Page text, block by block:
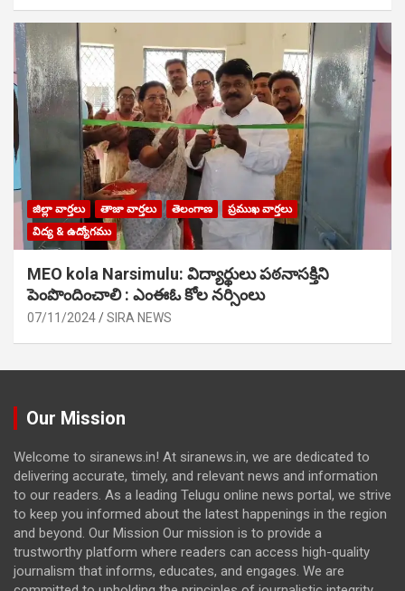
జిల్లా వార్తలు తాజా వార్తలు తెలంగాణ
ప్రముఖ వార్తలు
విద్య & ఉద్యోగము
MEO kola Narsimulu: విద్యార్థులు పఠ‌నాసక్తిని
పెంపొందించాలి : ఎంఈఓ కోల నర్సింలు
07/11/2024 SIRA NEWS
Our Mission
Welcome to siranews.in! At siranews.in, we are dedicated to
delivering accurate, timely, and relevant news and information
to our readers. As a leading Telugu online news portal, we strive
to keep you informed about the latest happenings in the region
and beyond. Our Mission Our mission is to provide a
trustworthy platform where readers can access high-quality
journalism that informs, educates, and engages. We are